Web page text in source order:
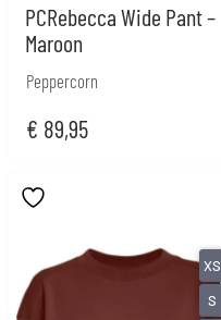
PCRebecca Wide Pant –
Maroon
Peppercorn
€ 89,95
XS
S